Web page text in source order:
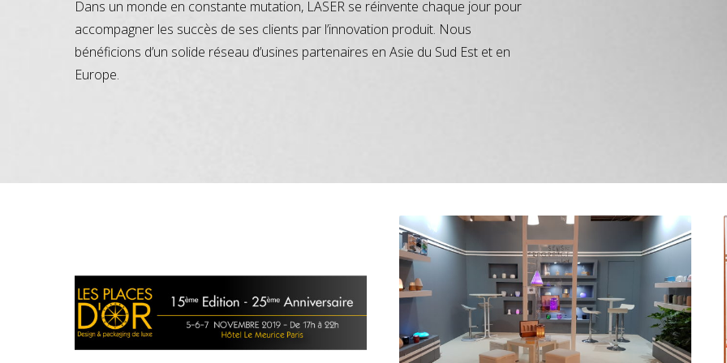
Dans un monde en constante mutation, LASER se réinvente chaque jour pour
accompagner les succès de ses clients par l’innovation produit. Nous
bénéficions d’un solide réseau d’usines partenaires en Asie du Sud Est et en
Europe.